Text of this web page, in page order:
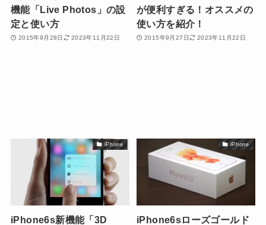
機能「Live Photos」の設
定と使い方
2015年9月28日 2023年11月22日
が便利すぎる！オススメの
使い方を紹介！
2015年9月27日 2023年11月22日
iPhone
iPhone6s新機能「3D
iPhone
iPhone6sローズゴールド